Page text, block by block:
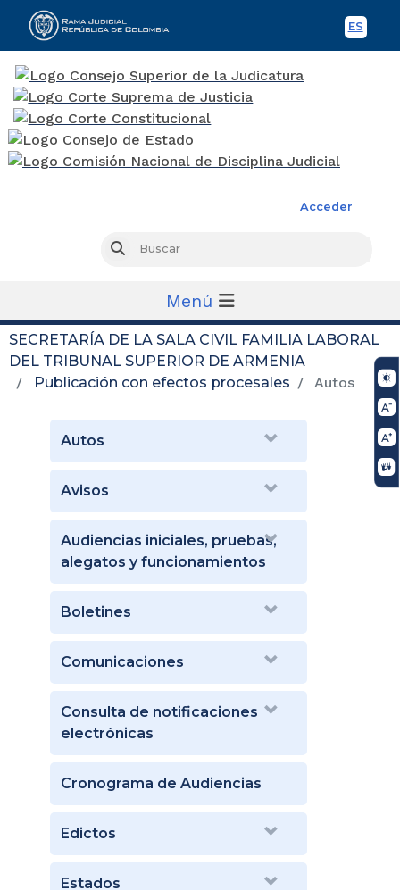
ES
Acceder
Buscar
Menú
SECRETARÍA DE LA SALA CIVIL FAMILIA LABORAL
DEL TRIBUNAL SUPERIOR DE ARMENIA
Publicación con efectos procesales
Autos
Autos
Avisos
Audiencias iniciales, pruebas,
alegatos y funcionamientos
Boletines
Comunicaciones
Consulta de notificaciones
electrónicas
Cronograma de Audiencias
Edictos
Estados